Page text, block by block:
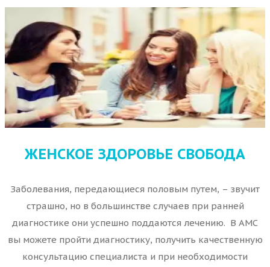
ЖЕНСКОЕ ЗДОРОВЬЕ СВОБОДА
Заболевания, передающиеся половым путем, – звучит
страшно, но в большинстве случаев при ранней
диагностике они успешно поддаются лечению. В АМС
вы можете пройти диагностику, получить качественную
консультацию специалиста и при необходимости